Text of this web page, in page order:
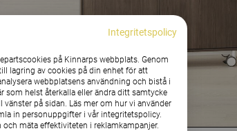
Integritetspolicy
på Kinnarps webbplats. Genom
lagring av cookies på din enhet för att
webbplatsens användning och bistå i
som helst återkalla eller ändra ditt samtycke
på sidan. Läs mer om hur vi använder
in personuppgifter i vår integritetspolicy.
mäta effektiviteten i reklamkampanjer.